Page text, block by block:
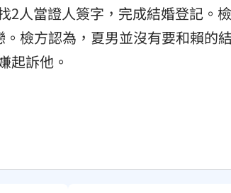
2人當證人簽字，完成結婚登記。
檢方認為，夏男並沒有要和賴的
起訴他。